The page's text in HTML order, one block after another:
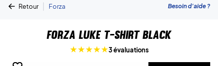
Retour | Forza Besoin d'aide ?
Forza Luke T-shirt Black
3 évaluations